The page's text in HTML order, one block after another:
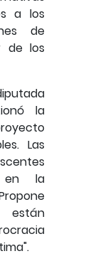
a los
de
de los
la
Las
en la
están